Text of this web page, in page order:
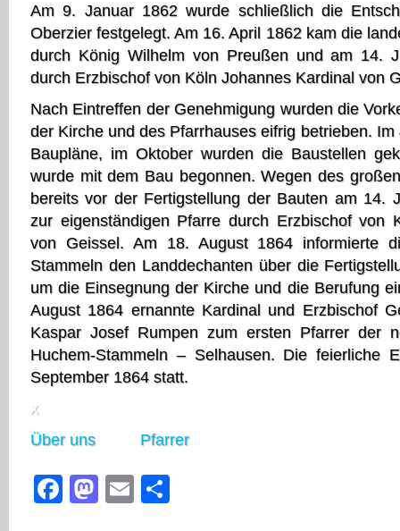
Am 9. Januar 1862 wurde schließlich die
Oberzier festgelegt. Am 16. April 1862 kam die
durch König Wilhelm von Preußen und am 14.
durch Erzbischof von Köln Johannes Kardinal von
Nach Eintreffen der Genehmigung wurden die
der Kirche und des Pfarrhauses eifrig betrieben.
Baupläne, im Oktober wurden die Baustellen
wurde mit dem Bau begonnen. Wegen des
bereits vor der Fertigstellung der Bauten am 14.
zur eigenständigen Pfarre durch Erzbischof von
von Geissel. Am 18. August 1864 informierte
Stammeln den Landdechanten über die
um die Einsegnung der Kirche und die Berufung
August 1864 ernannte Kardinal und Erzbischof
Kaspar Josef Rumpen zum ersten Pfarrer der
Huchem-Stammeln – Selhausen. Die feierliche
September 1864 statt.
x
Über uns
Pfarrer
Facebook
Mastodon
Email